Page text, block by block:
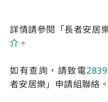
詳情請參閱「長者安居
介 。
如有查詢，請致電
者安居樂」申請組聯絡。